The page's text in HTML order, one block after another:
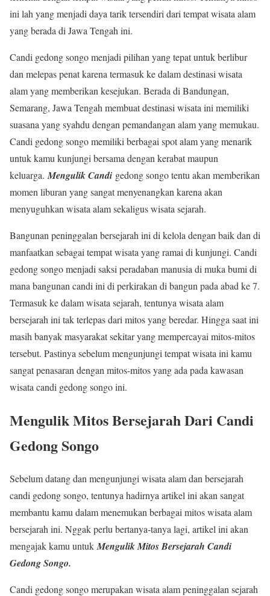
ini lah yang menjadi daya tarik tersendiri dari tempat wisata alam
yang berada di Jawa Tengah ini.
Candi gedong songo menjadi pilihan yang tepat untuk berlibur
dan melepas penat karena termasuk ke dalam destinasi wisata
alam yang memberikan kesejukan. Berada di Bandungan,
Semarang, Jawa Tengah membuat destinasi wisata ini memiliki
suasana yang syahdu dengan pemandangan alam yang memukau.
Candi gedong songo memiliki berbagai spot alam yang menarik
untuk kamu kunjungi bersama dengan kerabat maupun
keluarga. Mengulik Candi gedong songo tentu akan memberikan
momen liburan yang sangat menyenangkan karena akan
menyuguhkan wisata alam sekaligus wisata sejarah.
Bangunan peninggalan bersejarah ini di kelola dengan baik dan di
manfaatkan sebagai tempat wisata yang ramai di kunjungi. Candi
gedong songo menjadi saksi peradaban manusia di muka bumi di
mana bangunan candi ini di perkirakan di bangun pada abad ke 7.
Termasuk ke dalam wisata sejarah, tentunya wisata alam
bersejarah ini tak terlepas dari mitos yang beredar. Hingga saat ini
masih banyak masyarakat sekitar yang mempercayai mitos-mitos
tersebut. Pastinya sebelum mengunjungi tempat wisata ini kamu
sangat penasaran dengan mitos-mitos yang ada pada kawasan
wisata candi gedong songo ini.
Mengulik Mitos Bersejarah Dari Candi
Gedong Songo
Sebelum datang dan mengunjungi wisata alam dan bersejarah
candi gedong songo, tentunya hadirnya artikel ini akan sangat
membantu kamu dalam menemukan berbagai mitos wisata alam
bersejarah ini. Nggak perlu bertanya-tanya lagi, artikel ini akan
mengajak kamu untuk Mengulik Mitos Bersejarah Candi
Gedong Songo.
Candi gedong songo merupakan wisata alam peninggalan sejarah